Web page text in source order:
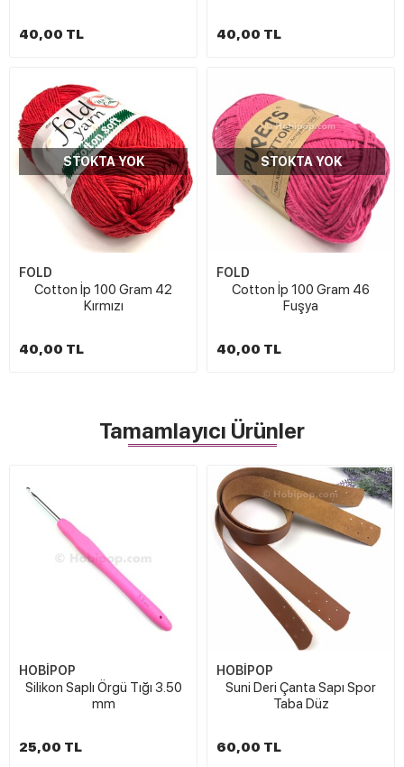
40,00 TL 40,00 TL
STOKTA YOK
FOLD
Cotton İp 100 Gram 42
Kırmızı
40,00 TL
STOKTA YOK
FOLD
Cotton İp 100 Gram 46
Fuşya
40,00 TL
Tamamlayıcı Ürünler
HOBİPOP
Silikon Saplı Örgü Tığı 3.50
mm
25,00 TL
HOBİPOP
Suni Deri Çanta Sapı Spor
Taba Düz
60,00 TL